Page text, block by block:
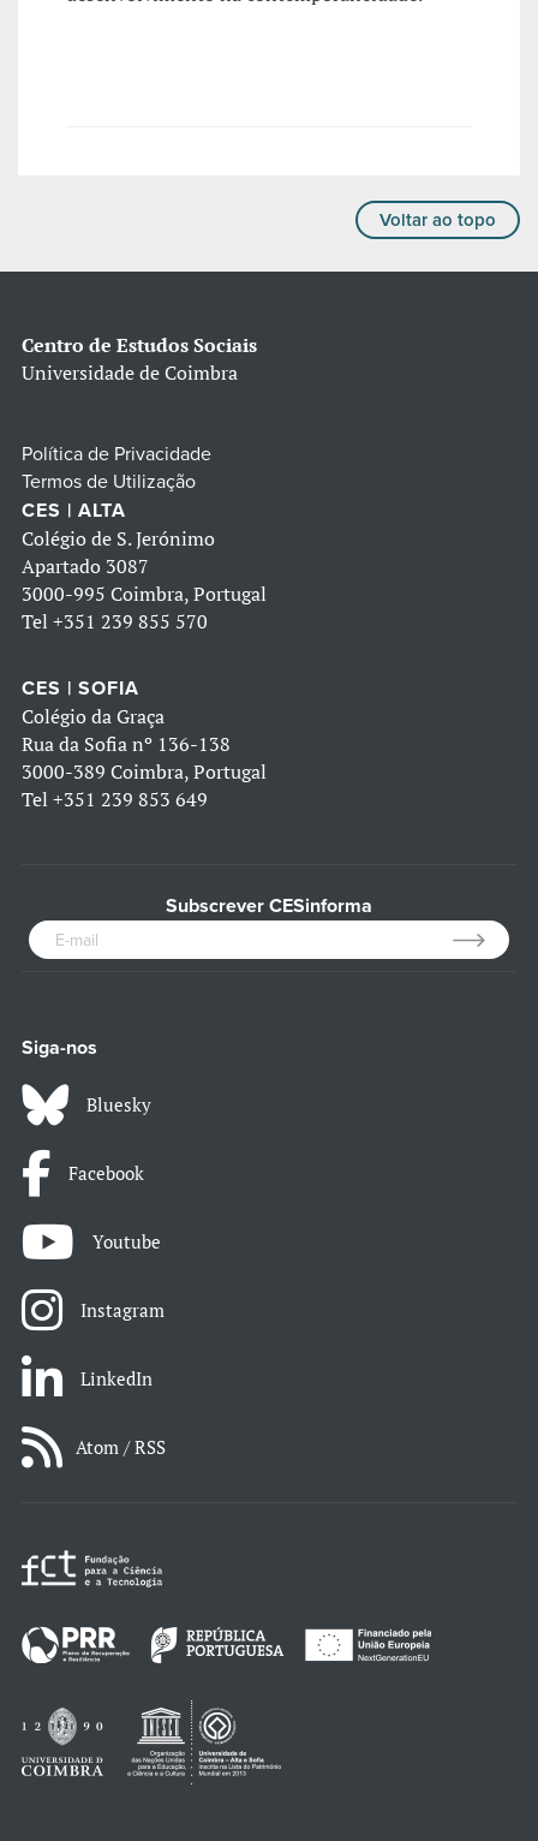
Voltar ao topo
Centro de Estudos Sociais
Universidade de Coimbra
Política de Privacidade
Termos de Utilização
CES | ALTA
Colégio de S. Jerónimo
Apartado 3087
3000-995 Coimbra, Portugal
Tel +351 239 855 570
CES | SOFIA
Colégio da Graça
Rua da Sofia nº 136-138
3000-389 Coimbra, Portugal
Tel +351 239 853 649
Subscrever CESinforma
Siga-nos
Bluesky
Facebook
Youtube
Instagram
LinkedIn
Atom / RSS